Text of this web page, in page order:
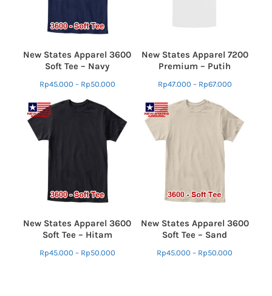
New States Apparel 3600
Soft Tee – Navy
Rp45.000 – Rp50.000
New States Apparel 7200
Premium – Putih
Rp47.000 – Rp67.000
New States Apparel 3600
Soft Tee – Hitam
Rp45.000 – Rp50.000
New States Apparel 3600
Soft Tee – Sand
Rp45.000 – Rp50.000